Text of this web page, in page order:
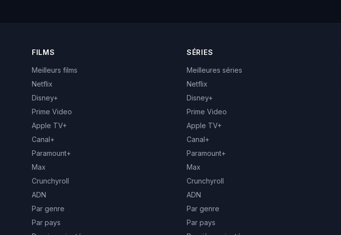
FILMS
Meilleurs films
Netflix
Disney+
Prime Video
Apple TV+
Canal+
Paramount+
Max
Crunchyroll
ADN
Par genre
Par pays
SÉRIES
Meilleures séries
Netflix
Disney+
Prime Video
Apple TV+
Canal+
Paramount+
Max
Crunchyroll
ADN
Par genre
Par pays